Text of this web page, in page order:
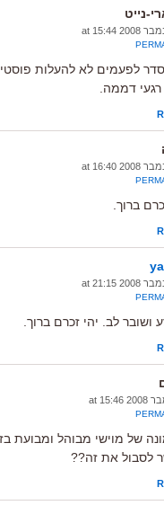
נייט
לפעמים לא להעלות
דממה.
ברוך.
ושובר לב. יהי זכרם ברוך.
של מוישי מבוהל ומבועת
לסבול את זה??